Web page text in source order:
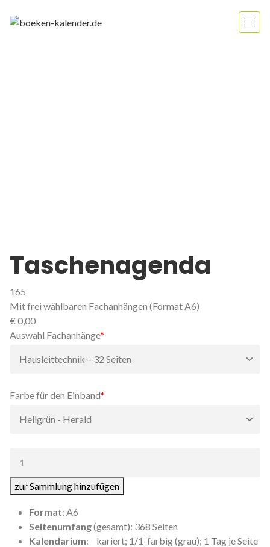
Taschenagenda
165
Mit frei wählbaren Fachanhängen (Format A6)
€ 0,00
Pflichtfeld
Auswahl Fachanhänge*
Pflichtfeld
Farbe für den Einband*
zur Sammlung hinzufügen
Format: A6
Seitenumfang(gesamt): 368 Seiten
Kalendarium: kariert; 1/1-farbig (grau); 1 Tag je Seite